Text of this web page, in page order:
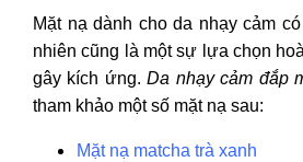
Mặt nạ dành cho da nhạy cảm
nhiên cũng là một sự lựa chọn
gây kích ứng.Da nhạy cảm đắp
tham khảo một số mặt nạ sau:
Mặt nạ matcha trà xanh